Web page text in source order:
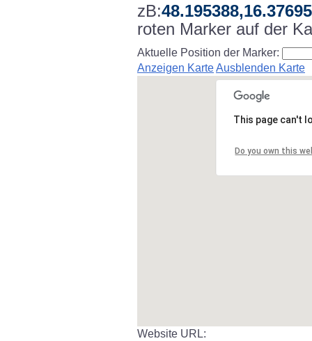
zB:
roten Marker auf der
Aktuelle Position der Marker:
Anzeigen KarteAusblenden Karte
This page can't
Do you own this
Website URL: